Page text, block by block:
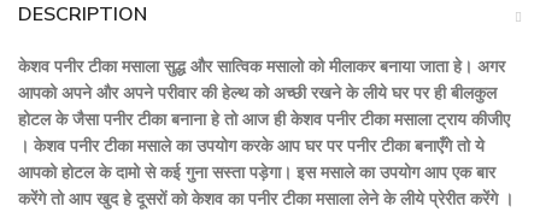
DESCRIPTION
केशव पनीर टीका मसाला सुद्ध और सात्विक मसालो को मीलाकर बनाया जाता हे। अगर
आपको अपने और अपने परीवार की हेल्थ को अच्छी रखने के लीये घर पर ही बीलकुल
होटल के जैसा पनीर टीका बनाना हे तो आज ही केशव पनीर टीका मसाला ट्राय कीजीए
। केशव पनीर टीका मसाले का उपयोग करके आप घर पर पनीर टीका बनाएँगे तो ये
आपको होटल के दामो से कई गुना सस्ता पड़ेगा। इस मसाले का उपयोग आप एक बार
करेंगे तो आप खुद हे दूसरों को केशव का पनीर टीका मसाला लेने के लीये प्रेरीत करेंगे ।